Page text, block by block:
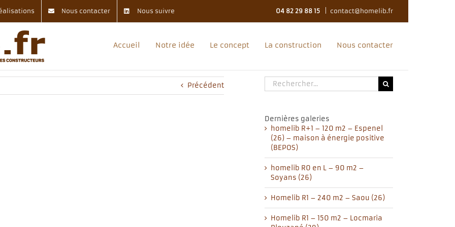
Nous contacter Nous suivre 04 82 29 88 15 contact@homelib.fr
Accueil Notre idée Le concept La construction Nous contacter
Précédent
Rechercher:
Dernières galeries
homelib R+1 – 120 m2 – Espenel
(26) – maison à énergie positive
(BEPOS)
homelib R0 en L – 90 m2 –
Soyans (26)
Homelib R1 – 240 m2 – Saou (26)
Homelib R1 – 150 m2 – Locmaria